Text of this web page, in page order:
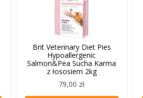
Brit Veterinary Diet Pies
Hypoallergenic
Salmon&Pea Sucha Karma
z łososiem 2kg
79,00 zł